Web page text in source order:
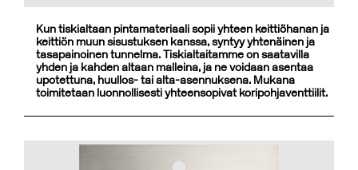
Kun tiskialtaan pintamateriaali sopii yhteen keittiöhanan ja
keittiön muun sisustuksen kanssa, syntyy yhtenäinen ja
tasapainoinen tunnelma. Tiskialtaitamme on saatavilla
yhden ja kahden altaan malleina, ja ne voidaan asentaa
upotettuna, huullos- tai alta-asennuksena. Mukana
toimitetaan luonnollisesti yhteensopivat koripohjaventtiilit.